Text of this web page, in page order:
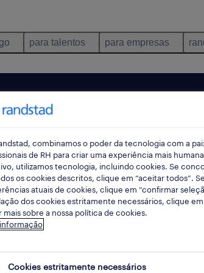
para talentos para empresas
resultados para a sua
combinamos o poder da tecnologia com a
de RH para criar uma experiência mais
utilizamos tecnologia, incluindo cookies. Se
os cookies descritos, clique em “aceitar todos”.
atuais de cookies, clique em “confirmar
dos cookies estritamente necessários, clique
mais sobre a nossa política de cookies.
Cookies estritamente necessários